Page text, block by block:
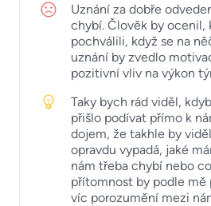
Uznání za dobře
chybí. Člověk by ocenil,
pochválili, když se na
uznání by zvedlo
pozitivní vliv na výkon
Taky bych rád viděl,
přišlo podívat přímo k
dojem, že takhle by
opravdu vypadá, jaké
nám třeba chybí nebo
přítomnost by podle
víc porozumění mezi